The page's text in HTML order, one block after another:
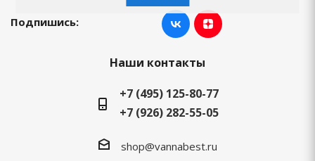
Подпишись:
Наши контакты
+7 (495) 125-80-77
+7 (926) 282-55-05
shop@vannabest.ru